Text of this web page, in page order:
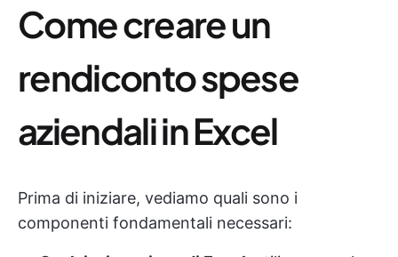
Come creare un
rendiconto spese
aziendali in Excel
Prima di iniziare, vediamo quali sono i
componenti fondamentali necessari: